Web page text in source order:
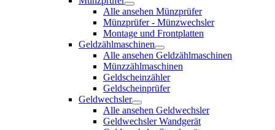
Alle ansehen Münzprüfer
Münzprüfer - Münzwechsler
Montage und Frontplatten
Geldzählmaschinen
Alle ansehen Geldzählmaschinen
Münzzählmaschinen
Geldscheinzähler
Geldscheinprüfer
Geldwechsler
Alle ansehen Geldwechsler
Geldwechsler Wandgerät